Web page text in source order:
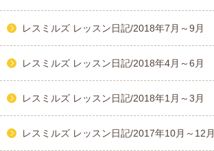
レスミルズ レッスン日記/2018年7月～9月
レスミルズ レッスン日記/2018年4月～6月
レスミルズ レッスン日記/2018年1月～3月
レスミルズ レッスン日記/2017年10月～12月